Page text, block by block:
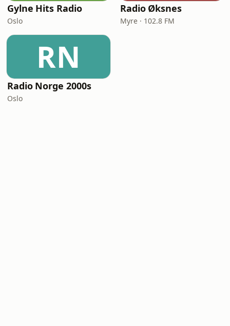
Gylne Hits Radio
Oslo
Radio Øksnes
Myre · 102.8 FM
RN
Radio Norge 2000s
Oslo